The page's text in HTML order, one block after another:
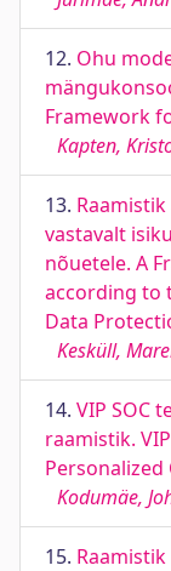
12. Ohu
Framework
Kapten,
13.
vastavalt
nõuetele. A
according to
Data
Kesküll,
14. VIP SOC
raamistik.
Kodumäe,
15.